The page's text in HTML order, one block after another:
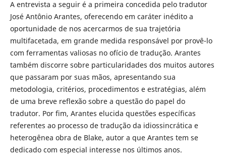
A entrevista a seguir é a primeira concedida pelo tradutor
José Antônio Arantes, oferecendo em caráter inédito a
oportunidade de nos acercarmos de sua trajetória
multifacetada, em grande medida responsável por provê-lo
com ferramentas valiosas no ofício de tradução. Arantes
também discorre sobre particularidades dos muitos autores
que passaram por suas mãos, apresentando sua
metodologia, critérios, procedimentos e estratégias, além
de uma breve reflexão sobre a questão do papel do
tradutor. Por fim, Arantes elucida questões específicas
referentes ao processo de tradução da idiossincrática e
heterogênea obra de Blake, autor a que Arantes tem se
dedicado com especial interesse nos últimos anos.